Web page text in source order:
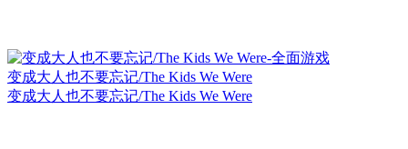
变成大人也不要忘记/The Kids We Were
变成大人也不要忘记/The Kids We Were